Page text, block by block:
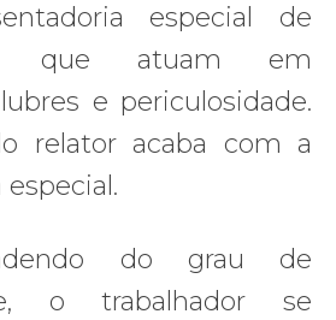
especial de
que atuam em
e periculosidade.
relator acaba com a
do grau de
o trabalhador se